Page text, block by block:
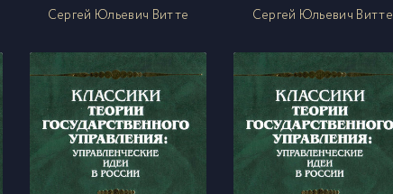
Сергей Юльевич Витте Сергей Юльевич Витте